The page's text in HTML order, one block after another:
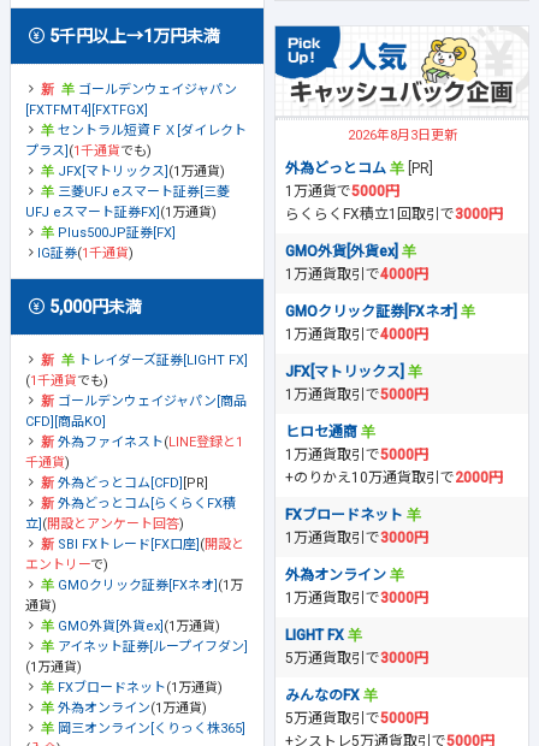
5千円以上→1万円未満
ゴールデンウェイジャパン
[FXTFMT4][FXTFGX]
セントラル短資ＦＸ[ダイレクト
プラス] (1千通貨でも)
JFX[マトリックス] (1万通貨)
三菱UFJ eスマート証券[三菱
UFJ eスマート証券FX] (1万通貨)
Plus500JP証券[FX]
IG証券(1千通貨)
5,000円未満
トレイダーズ証券[LIGHT FX]
(1千通貨でも)
ゴールデンウェイジャパン[商品
CFD][商品KO]
外為ファイネスト(LINE登録と1
千通貨)
外為どっとコム[CFD] [PR]
外為どっとコム[らくらくFX積
立] (開設とアンケート回答)
SBI FXトレード[FX口座] (開設と
エントリーで)
GMOクリック証券[FXネオ] (1万
通貨)
GMO外貨[外貨ex] (1万通貨)
アイネット証券[ループイフダン]
(1万通貨)
FXブロードネット(1万通貨)
外為オンライン(1万通貨)
岡三オンライン[くりっく株365]
2026年8月3日更新
外為どっとコム
[PR]
1万通貨で5000円
らくらくFX積立1回取引で3000円
GMO外貨[外貨ex]
1万通貨取引で4000円
GMOクリック証券[FXネオ]
1万通貨取引で4000円
JFX[マトリックス]
1万通貨取引で5000円
ヒロセ通商
1万通貨取引で5000円
+のりかえ10万通貨取引で2000円
FXブロードネット
1万通貨取引で3000円
外為オンライン
1万通貨取引で3000円
LIGHT FX
5万通貨取引で3000円
みんなのFX
5万通貨取引で5000円
+シストレ5万通貨取引で5000円